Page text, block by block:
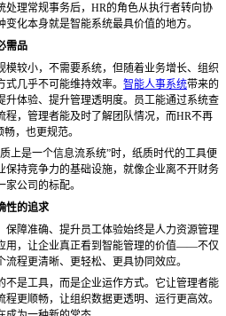
处理常规事务后，HR的角色从执行者转向协
化本身就是智能系统最具价值的地方。
需品
较小，不需要系统，但随着业务增长、组织
几乎不可能维持效率。 智能人事系统带来的
升体验、提升管理透明度。员工能通过系统查
程，管理者能及时了解团队情况，而HR不再
，也更规范。
上是一个信息流系统”时，纸质时代的工具便
保持竞争力的基础设施，就像企业离不开财务
公司的标配。
性的追求
障准确、提升员工体验始终是人力资源管理
用，让企业真正看到智能管理的价值——不仅
程更清晰、更轻松、更具协同效应。
是工具，而是企业运作方式。它让管理者能
更顺畅，让组织数据更透明、运行更高效。